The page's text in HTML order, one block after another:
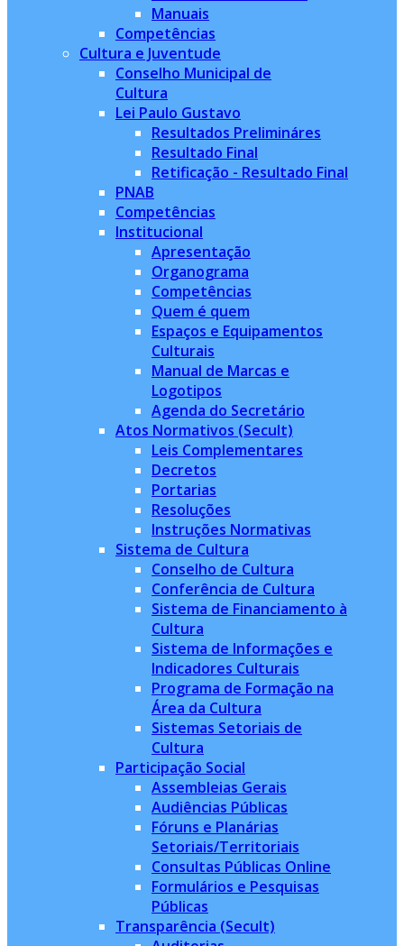
Manuais
Competências
Cultura e Juventude
Conselho Municipal de
Cultura
Lei Paulo Gustavo
Resultados Prelimináres
Resultado Final
Retificação - Resultado Final
PNAB
Competências
Institucional
Apresentação
Organograma
Competências
Quem é quem
Espaços e Equipamentos
Culturais
Manual de Marcas e
Logotipos
Agenda do Secretário
Atos Normativos (Secult)
Leis Complementares
Decretos
Portarias
Resoluções
Instruções Normativas
Sistema de Cultura
Conselho de Cultura
Conferência de Cultura
Sistema de Financiamento à
Cultura
Sistema de Informações e
Indicadores Culturais
Programa de Formação na
Área da Cultura
Sistemas Setoriais de
Cultura
Participação Social
Assembleias Gerais
Audiências Públicas
Fóruns e Planárias
Setoriais/Territoriais
Consultas Públicas Online
Formulários e Pesquisas
Públicas
Transparência (Secult)